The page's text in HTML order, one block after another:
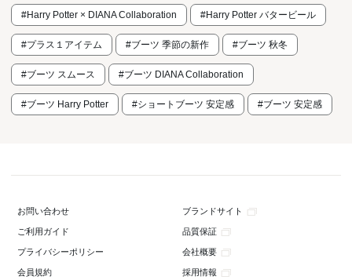
#Harry Potter × DIANA Collaboration #Harry Potter バタービール
#プラス１アイテム #ブーツ 季節の新作 #ブーツ 秋冬
#ブーツ スムース #ブーツ DIANA Collaboration
#ブーツ Harry Potter #ショートブーツ 安定感 #ブーツ 安定感
お問い合わせ ブランドサイト
ご利用ガイド 品質保証
プライバシーポリシー 会社概要
会員規約 採用情報